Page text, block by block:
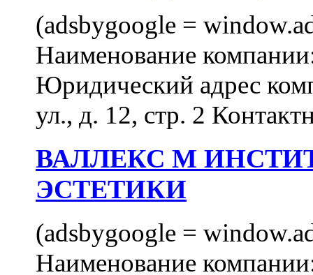
(adsbygoogle =
Наименование
Юридический адрес
ул., д. 12, стр. 2
ВАЛЛЕКС М
ЭСТЕТИКИ
(adsbygoogle =
Наименование